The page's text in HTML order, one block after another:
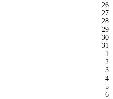
26
27
28
29
30
31
1
2
3
4
5
6